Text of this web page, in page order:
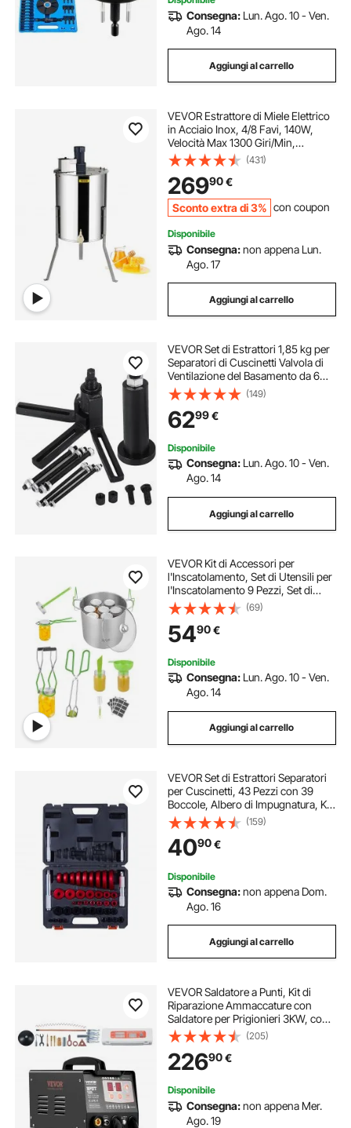
Consegna: Lun. Ago. 10 - Ven.
Ago. 14
Aggiungi al carrello
VEVOR Estrattore di Miele Elettrico
in Acciaio Inox, 4/8 Favi, 140W,
Velocità Max 1300 Giri/Min,
Smielatore Centrifuga per
Apicoltura con Coperchio
Trasparente, Altezza Regolabile
100-108 cm
(431)
26990€
Sconto extra di 3% con coupon
Disponibile
Consegna:non appena Lun.
Ago. 17
Aggiungi al carrello
VEVOR Set di Estrattori 1,85 kg per
Separatori di Cuscinetti Valvola di
Ventilazione del Basamento da 6
mm Set di Estrattori per Cuscinetti
da 28 x 22 x 15 cm
(149)
6299€
Disponibile
Consegna: Lun. Ago. 10 - Ven.
Ago. 14
Aggiungi al carrello
VEVOR Kit di Accessori per
l'Inscatolamento, Set di Utensili per
l'Inscatolamento 9 Pezzi, Set di
Base per Conservazione per
Preparare Marmellate, Lavabile in
Lavastoviglie Struttura Robusta
(69)
5490€
Disponibile
Consegna: Lun. Ago. 10 - Ven.
Ago. 14
Aggiungi al carrello
VEVOR Set di Estrattori Separatori
per Cuscinetti, 43 Pezzi con 39
Boccole, Albero di Impugnatura, Kit
di Utensili per Guida Boccole per
Installazione e Rimozione per
Impieghi Gravosi con Custodia
(159)
4090€
Disponibile
Consegna:non appena Dom.
Ago. 16
Aggiungi al carrello
VEVOR Saldatore a Punti, Kit di
Riparazione Ammaccature con
Saldatore per Prigionieri 3KW, con
Saldatura a Punti Automatica
Manuale e 7 Modalità, Estrattore per
(205)
22690€
Disponibile
Consegna:non appena Mer.
Ago. 19